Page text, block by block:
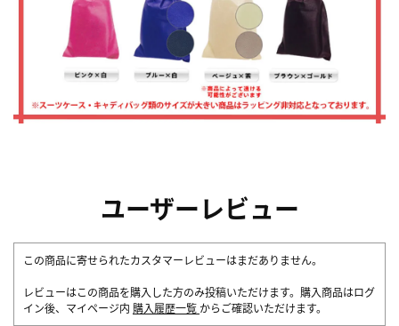
ユーザーレビュー
この商品に寄せられたカスタマーレビューはまだありません。
レビューはこの商品を購入した方のみ投稿いただけます。購入商品はログ
イン後、マイページ内 購入履歴一覧 からご確認いただけます。